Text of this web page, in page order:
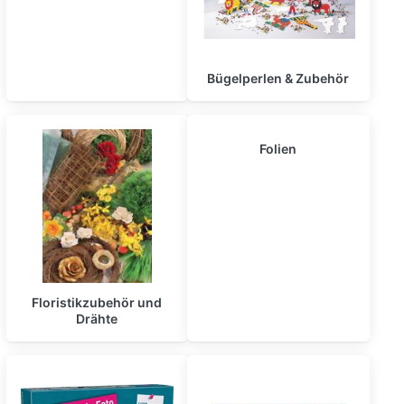
Bügelperlen & Zubehör
Floristikzubehör und
Drähte
Folien